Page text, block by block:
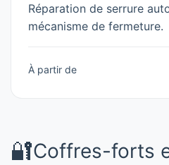
Réparation de serrure
mécanisme de fermeture.
À partir de
🔐Coffres-forts